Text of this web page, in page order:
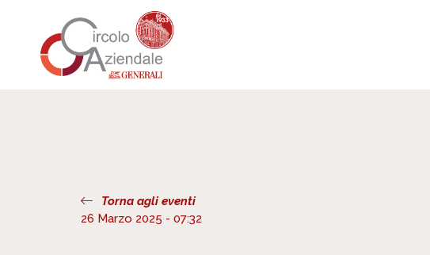
Torna agli eventi
26 Marzo 2025 - 07:32